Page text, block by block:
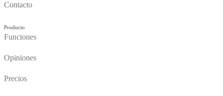
Contacto
Producto
Funciones
Opiniones
Precios